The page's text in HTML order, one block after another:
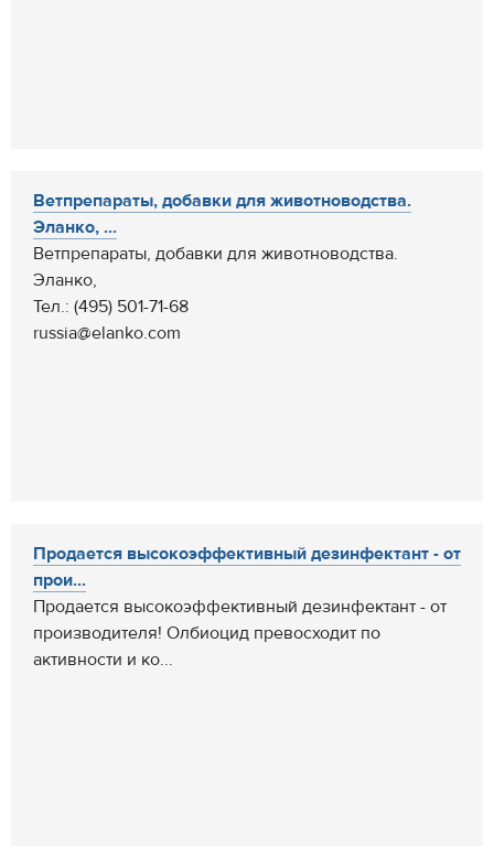
Ветпрепараты, добавки для животноводства.
Эланко, ...
Ветпрепараты, добавки для животноводства.
Эланко,
Тел.: (495) 501-71-68
russia@elanko.com
Продается высокоэффективный дезинфектант - от
прои...
Продается высокоэффективный дезинфектант - от
производителя! Олбиоцид превосходит по
активности и ко...